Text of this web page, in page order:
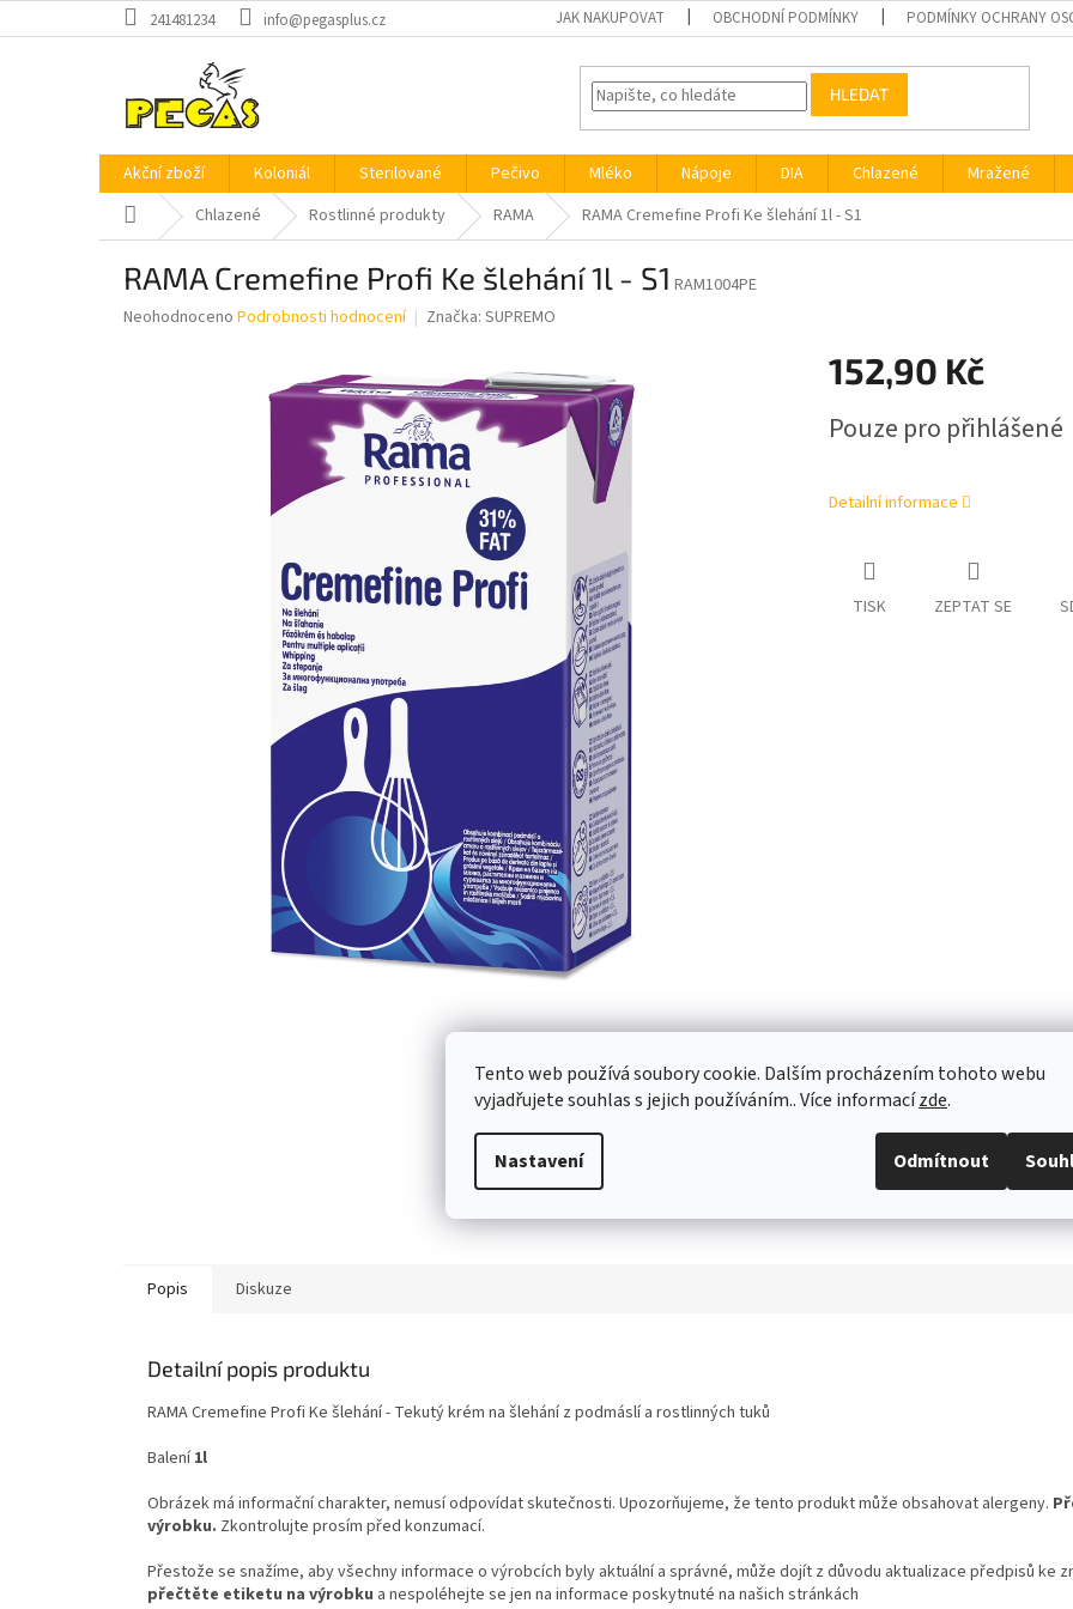
Tento web používá soubory cookie. Dalším procházením tohoto webu
vyjadřujete souhlas s jejich používáním.. Více informacízde.
Nastavení Odmítnout
na
241481234 info@pegasplus.cz JAK NAKUPOVAT OBCHODNÍ PODMÍNKY PODMÍNKY OCHRANY
HLEDAT
Akční zboží Koloniál Sterilované Pečivo Mléko Nápoje DIA Chlazené Mražené
Domů Chlazené Rostlinné produkty RAMA RAMA Cremefine Profi Ke šlehání 1l - S1
RAMA Cremefine Profi Ke šlehání 1l - S1 RAM1004PE
Průměrné
Neohodnoceno Podrobnosti hodnocení Značka: SUPREMO
152,90 Kč
cena:
Pouze pro přihlášené
Detailní informace
TISK ZEPTAT SE
Popis Diskuze
Detailní popis produktu
RAMA Cremefine Profi Ke šlehání - Tekutý krém na šlehání z podmáslí a rostlinných tuků
Balení 1l
Obrázek má informační charakter, nemusí odpovídat skutečnosti. Upozorňujeme, že tento produkt může obsahovat alergeny.
výrobku. Zkontrolujte prosím před konzumací.
Přestože se snažíme, aby všechny informace o výrobcích byly aktuální a správné, může dojít z důvodu aktualizace předpisů ke
přečtěte etiketu na výrobku a nespoléhejte se jen na informace poskytnuté na našich stránkách